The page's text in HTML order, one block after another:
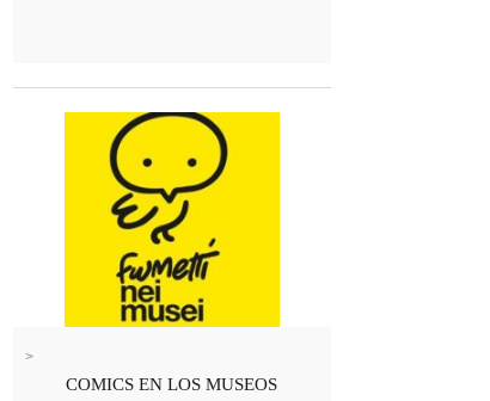
>
COMICS EN LOS MUSEOS